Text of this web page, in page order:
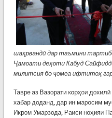
шаҳрвандӣ дар таъмини
Ҷамоати деҳоти Кабуд
милитсия бо ҷомеа ифтитоҳ
Тавре аз Вазорати корҳои
хабар доданд, дар ин маросим
Икром Умарзода, Раиси ноҳияи